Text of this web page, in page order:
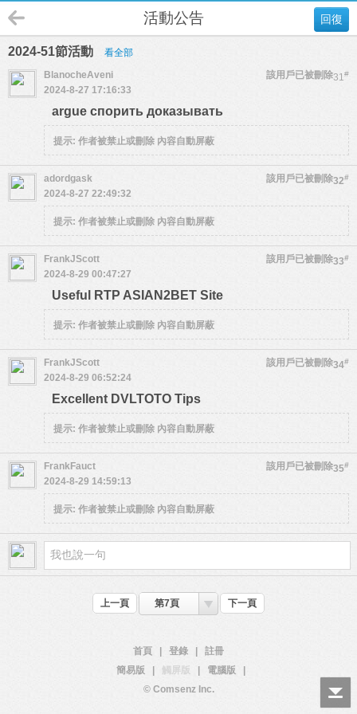
回復
活動公告
2024-51節活動 看全部
31#
BlanocheAveni
該用戶已被刪除
2024-8-27 17:16:33
argue спорить доказывать
提示: 作者被禁止或刪除 內容自動屏蔽
32#
adordgask
該用戶已被刪除
2024-8-27 22:49:32
提示: 作者被禁止或刪除 內容自動屏蔽
33#
FrankJScott
該用戶已被刪除
2024-8-29 00:47:27
Useful RTP ASIAN2BET Site
提示: 作者被禁止或刪除 內容自動屏蔽
34#
FrankJScott
該用戶已被刪除
2024-8-29 06:52:24
Excellent DVLTOTO Tips
提示: 作者被禁止或刪除 內容自動屏蔽
35#
FrankFauct
該用戶已被刪除
2024-8-29 14:59:13
提示: 作者被禁止或刪除 內容自動屏蔽
上一頁 第7頁 下一頁
首頁 登錄
註冊
簡易版
觸屏版 電腦版
© Comsenz Inc.